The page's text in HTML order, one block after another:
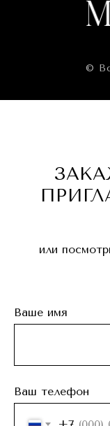
©
или
Ваше имя
Ваш телефон